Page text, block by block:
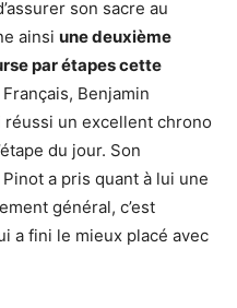
son sacre au
ainsi une deuxième
par étapes cette
Benjamin
réussi un excellent chrono
du jour. Son
a pris quant à lui une
général, c’est
a fini le mieux placé avec